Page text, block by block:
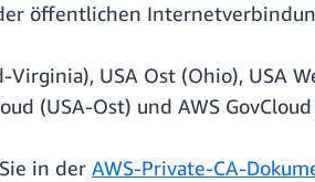
öffentlichen
USA Ost (Ohio), USA
(USA-Ost) und AWS
in der AWS-Private-CA-